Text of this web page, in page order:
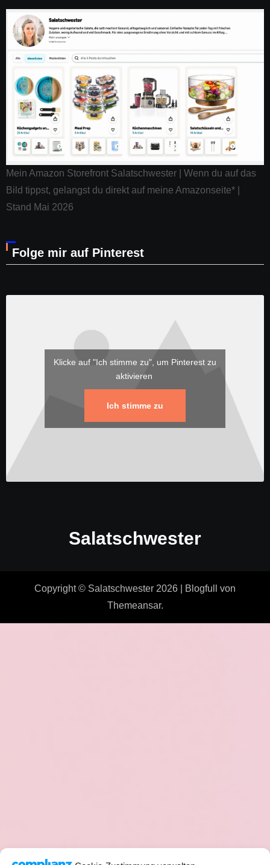
Mein Amazon Storefront Salatschwester | Wenn du auf das
Bild tippst, gelangst du direkt auf meine Amazonseite* |
Stand Mai 2026
Folge mir auf Pinterest
Klicke auf "Ich stimme zu", um Pinterest zu
aktivieren
Ich stimme zu
Salatschwester
Copyright © Salatschwester 2026 Blogfull
von
Themeansar.